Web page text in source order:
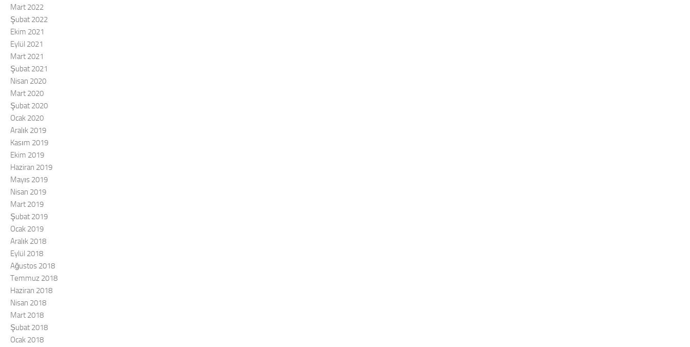
Mart 2022
Şubat 2022
Ekim 2021
Eylül 2021
Mart 2021
Şubat 2021
Nisan 2020
Mart 2020
Şubat 2020
Ocak 2020
Aralık 2019
Kasım 2019
Ekim 2019
Haziran 2019
Mayıs 2019
Nisan 2019
Mart 2019
Şubat 2019
Ocak 2019
Aralık 2018
Eylül 2018
Ağustos 2018
Temmuz 2018
Haziran 2018
Nisan 2018
Mart 2018
Şubat 2018
Ocak 2018